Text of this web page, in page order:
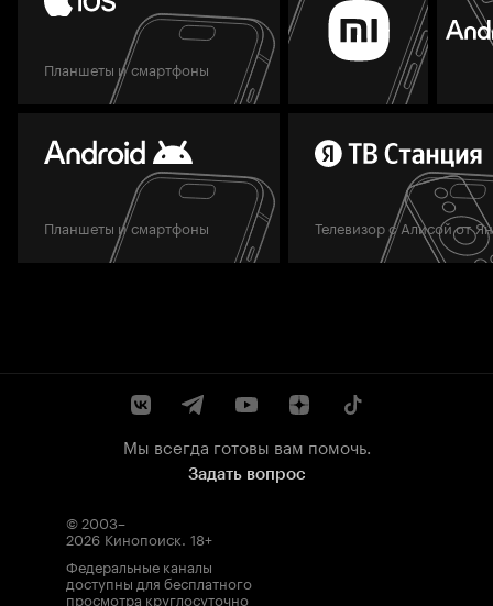
Планшеты и смартфоны
Планшеты и смартфоны Телевизор с Алисой от
Мы всегда готовы вам помочь.
Задать вопрос
© 2003–
2026 Кинопоиск. 18+
Федеральные каналы
доступны для бесплатного
просмотра круглосуточно